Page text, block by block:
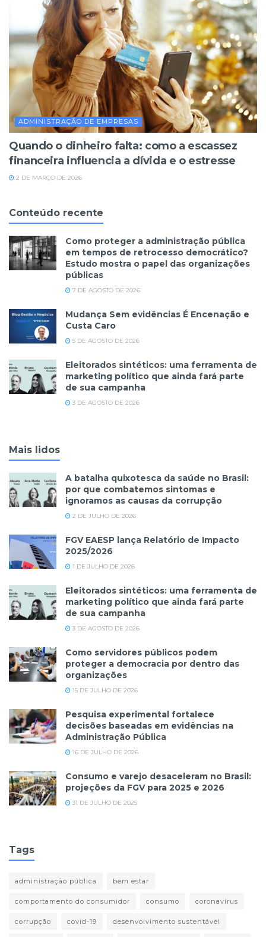
ADMINISTRAÇÃO DE EMPRESAS
Quando o dinheiro falta: como a escassez
financeira influencia a dívida e o estresse
2 DE MARÇO DE 2026
Conteúdo recente
Como proteger a administração pública
em tempos de retrocesso democrático?
Estudo mostra o papel das organizações
públicas
7 DE AGOSTO DE 2026
Mudança Sem evidências É Encenação e
Custa Caro
5 DE AGOSTO DE 2026
Eleitorados sintéticos: uma ferramenta de
marketing político que ainda fará parte
de sua campanha
3 DE AGOSTO DE 2026
Mais lidos
A batalha quixotesca da saúde no Brasil:
por que combatemos sintomas e
ignoramos as causas da corrupção
2 DE JULHO DE 2026
FGV EAESP lança Relatório de Impacto
2025/2026
1 DE JULHO DE 2026
Eleitorados sintéticos: uma ferramenta de
marketing político que ainda fará parte
de sua campanha
3 DE AGOSTO DE 2026
Como servidores públicos podem
proteger a democracia por dentro das
organizações
15 DE JULHO DE 2026
Pesquisa experimental fortalece
decisões baseadas em evidências na
Administração Pública
16 DE JULHO DE 2026
Consumo e varejo desaceleram no Brasil:
projeções da FGV para 2025 e 2026
31 DE JULHO DE 2025
Tags
administração pública bem estar
comportamento do consumidor consumo coronavírus
corrupção covid-19 desenvolvimento sustentável